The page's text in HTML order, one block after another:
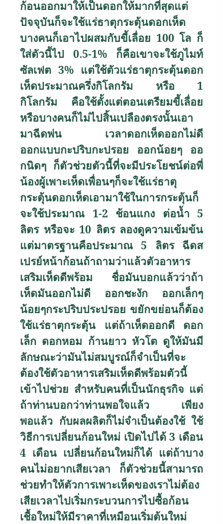
ก้อนออกมาให้เป็นดอกให้มากที่สุดแต่
ปัจจุบันก็จะใช้แร่ธาตุกระตุ้นดอกเห็ด
บางคนก็เอาไปผสมกับขี้เลื่อย 100 โล ก็
ใส่ตัวนี้ไป 0.5-1% ก็คือเขาจะใช้ภูไมท์
ซัลเฟต 3% แต่ใช้ตัวแร่ธาตุกระตุ้นดอก
เห็ดประมาณครึ่งกิโลกรัม หรือ 1
กิโลกรัม คือใช้ตั้งแต่ตอนเตรียมขี้เลื่อย
หรือบางคนก็ไม่ไปสิ้นเปลืองตรงนั้นเอา
มาฉีดพ่น เวลาดอกเห็ดออกไม่ดี
ออกแบบกะปริบกะปรอย ออกน้อยๆ ออ
กนิดๆ ก็ตัวช่วยตัวนี้ที่จะมีประโยชน์ต่อพี่
น้องผู้เพาะเห็ดเพื่อนๆก็จะใช้แร่ธาตุ
กระตุ้นดอกเห็ดเอามาใช้ในการกระตุ้นก็
จะใช้ประมาณ 1-2 ช้อนแกง ต่อน้ำ 5
ลิตร หรือจะ 10 ลิตร ลองดูความเข้มข้น
แต่มาตรฐานคือประมาณ 5 ลิตร ฉีดส
เปรย์หน้าก้อนถ้าถามว่าแล้วตัวอาหาร
เสริมเห็ดดีพร้อม ชื่อมันบอกแล้วว่าถ้า
เห็ดมันออกไม่ดี ออกชะงัก ออกเล็กๆ
น้อยๆกระปริบประปรอย ขยักขย่อนก็ต้อง
ใช้แร่ธาตุกระตุ้น แต่ถ้าเห็ดออกดี ดอก
เล็ก ดอกหอม ก้านยาว หัวโต ดูให้มันมี
ลักษณะว่ามันไม่สมบูรณ์ก็จำเป็นที่จะ
ต้องใช้ตัวอาหารเสริมเห็ดดีพร้อมตัวนี้
เข้าไปช่วย สำหรับคนที่เป็นนักธุรกิจ แต่
ถ้าท่านบอกว่าท่านพอใจแล้ว เพียง
พอแล้ว กับผลผลิตก็ไม่จำเป็นต้องใช้ ใช้
วิธีการเปลี่ยนก้อนใหม่ เปิดไปได้ 3 เดือน
4 เดือน เปลี่ยนก้อนใหม่ก็ได้ แต่ถ้าบาง
คนไม่อยากเสียเวลา ก็ตัวช่วยนี้สามารถ
ช่วยทำให้ตัวการเพาะเห็ดของเราไม่ต้อง
เสียเวลาไปเริ่มกระบวนการไปซื้อก้อน
เชื้อใหม่ให้มีราคาที่เหมือนเริ่มต้นใหม่